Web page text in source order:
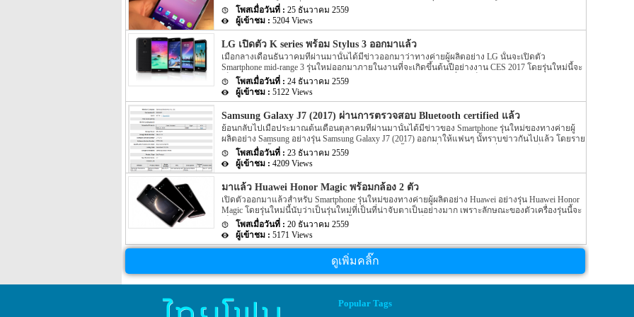
Smartphone 3 รุ่นใหม่ที่มี code-named ว่า Neon, Argon, และ Mercury โดย 2 รุ่นแรกอย่าง DTEK50 และ
DTEK60 นั้นได้มีข่าวออกมาก่อนหน้านี้ไปแล้ว แต่ล่าสุดนั้นกลับมีข่าวของรุ่นสุดท้ายออกมาอีกครั้ง โดย
เมื่อไม่นานมานี้นั้นก็ได้มีข่าวของ BlackBerry Mercury ออกมาให้แฟนๆ นั้นทราบกันไปแล้ว โดยรายละ
ในตอนนั้นเป็นรูปของตัวเครื่อง BlackBerry Mercury ออกมาให้ได้เห็นกันแบบชัด โดยรูปดังกล่าวนั้นจะ
เป็นรูปทางด้านหนัาและด้านหลังของตัวเครื่อง แต่ข่าวล่าสุดของ BlackBerry Mercury (DTEK70) นี้นั้น
จะเป็นรูปของตัวเครื่องเหมือนกัน แต่รูปล่าสุดนี้จะเป็นรูปตัวเครื่องที่เป็นรูป Renders โดยจากรูปนั้นจะ
แสดงตัว keyboard ที่เป็นแบบ QWERTY keyboard ซึ่งหากสังเกตุดีๆ จะพบว่ากล้องหน้าของตัวเครื่องนั้น
จะมีการปรับเปลี่ยนตำแหน่งของกล้อง โดยตัวเครื่องจะไปอยู่ทางด้านขวาของหน้าจอ ส่วนต่างๆ ที่หน้า
จอนั้นจะยังคงเป็นในรูปแบบเดิม โดยรุ่น DTEK70 นี้ก่อนหน้านี้เมื่อกลางเดือนที่ผ่านมานั้นได้มีข่าวออก
มาว่าทางค่ายผู้ผลิตอย่าง […]
25 ธันวาคม 2559
5204 Views
LG เปิดตัว K series พร้อม Stylus 3 ออกมาแล้ว
เมื่อกลางเดือนธันวาคมที่ผ่านมานั้นได้มีข่าวออกมาว่าทางค่ายผู้ผลิตอย่าง LG นั้นจะเปิดตัว
Smartphone mid-range 3 รุ่นใหม่ออกมาภายในงานที่จะเกิดขึ้นต้นปีอย่างงาน CES 2017 โดยรุ่นใหม่นี้จะ
เป็นรุ่นในตระกูล K series อย่าง K3, K4, K8, และ K10 และอีกรุ่นหนึ่งจะเป็น Stylus 3 โดยรายละเอียดใน
ตอนนั้นไม่ได้ระบุอะไรออกมามากนัก แต่ล่าสุดนี้กลับมีข่าวของแต่ละรุ่นออกมาอีกครั้ง โดยข่าวล่าสุด
ของแต่ละรุ่นนั้น ตามข่าวระบุออกมาว่า Smartphone ในตระกูล K series อย่าง K3, K4, K8, และ K10 นั้น
จะถูกเปิดตัวออกมาภายในงาน CES 2017 ที่จะถึงนี้แน่นอน อีกทั้งตามข่าวยังได้ระบุ Spec ของตัวเครื่อง
ออกมาอีกด้วย โดย K10 (2017) จะถูกขับเคลื่อนด้วย Chipset อย่าง Mediatek’s MT6750 หน้าจอแสดงผล
ขนาด 5.3 นิ้ว หน้าจอเป็นแบบ HD […]
24 ธันวาคม 2559
5122 Views
Samsung Galaxy J7 (2017) ผ่านการตรวจสอบ Bluetooth certified แล้ว
ย้อนกลับไปเมื่อประมาณต้นเดือนตุลาคมที่ผ่านมานั้นได้มีข่าวของ Smartphone รุ่นใหม่ของทางค่ายผู้
ผลิตอย่าง Samsung อย่างรุ่น Samsung Galaxy J7 (2017) ออกมาให้แฟนๆ นั้ทราบข่าวกันไปแล้ว โดยราย
ละเอียดตอนนั้น Samsung Galaxy J7 (2017) รุ่นใหม่นี้ได้มีรายชื่ออยู่ใน list รายชื่อจากทางเว็บไซต์ Zauba
จากนั้นก็ไม่มีข่าวใดๆ ออกมา แต่ล่าสุดนั้นกลับมีข่าวของ Samsung Galaxy J7 (2017) ออกมาอีกครั้ง
สำหรับข่าวล่าสุดของ Samsung Galaxy J7 (2017) นี้ ตามข่าวระบุว่า Samsung Galaxy J7 (2017) รุ่นใหม่
ของทาง Samsung นั้นได้ผ่านการตรวจสอบอย่าง Bluetooth certified หรือ Bluetooth Special Interest Group
(SIG) แล้ว โดยหมายเลข model number ของตัวเครื่องจะเป็น […]
23 ธันวาคม 2559
4209 Views
มาแล้ว Huawei Honor Magic พร้อมกล้อง 2 ตัว
เปิดตัวออกมาแล้วสำหรับ Smartphone รุ่นใหม่ของทางค่ายผู้ผลิตอย่าง Huawei อย่างรุ่น Huawei Honor
Magic โดยรุ่นใหม่นี้นับว่าเป็นรุ่นใหม่ที่เป็นที่น่าจับตาเป็นอย่างมาก เพราะลักษณะของตัวเครื่องรุ่นนี้จะ
เป็นแบบ curvy body ที่ทาง Huawei นั้นพัฒนาออกมาได้เป็นอย่างดีเลยทีเดียว ส่วน Spec ภายในตัว
เครื่องนั้นจะเป็นอย่างไรนั้นเราดูกันเลยดีกว่า ตัวเครื่องจะมีขนาดอยุ่ที่ 5.09 นิ้ว หน้าจอแสดงผลจะเป็น
แบบ AMOLED ส่วนความละเอียดของหน้าจอแสดงผลจะให้ความละเอียดอยู่ที่ QHD (577ppi) โดยหน้า
จอจะเป็นแบบ curved glass ซึ่งจะมีความโค้งไปจนถึงขอบทางด้านข้างของตัวเครื่อง ตัวเครื่องมีความ
บางอยู่ที่ 7.8mm น้ำหนัก 145 กรัม สีของตัวเครื่องจะมีให้เลือกทั้ง Golden Black และ Porcelain White ทาง
ด้านหลังของตัวเครื่องจะมาพร้อมกับกล้องแบบ dual หรือกล้อง 2 ตัว โดยจะให้ความละเอียดของกล้อง
อยู่ที่ 12MP รูรับแสงมีขนาด f/2.2 และความละเอียดของกล้องขนาด 8MP สำหรับกล้องทางด้านหน้า
20 ธันวาคม 2559
5171 Views
ดูเพิ่มคลิ๊ก
Popular Tags